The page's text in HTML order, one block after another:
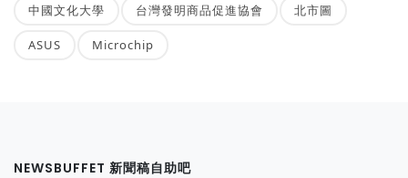
中國文化大學 台灣發明商品促進協會 北市圖
ASUS Microchip
NEWSBUFFET 新聞稿自助吧